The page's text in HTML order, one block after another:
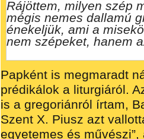
Rájöttem, milyen szép
mégis nemes dallamú
énekeljük, ami a
nem szépeket, hanem
Papként is megmaradt
prédikálok a liturgiáról.
is a gregoriánról írtam,
Szent X. Piusz azt
egyetemes és